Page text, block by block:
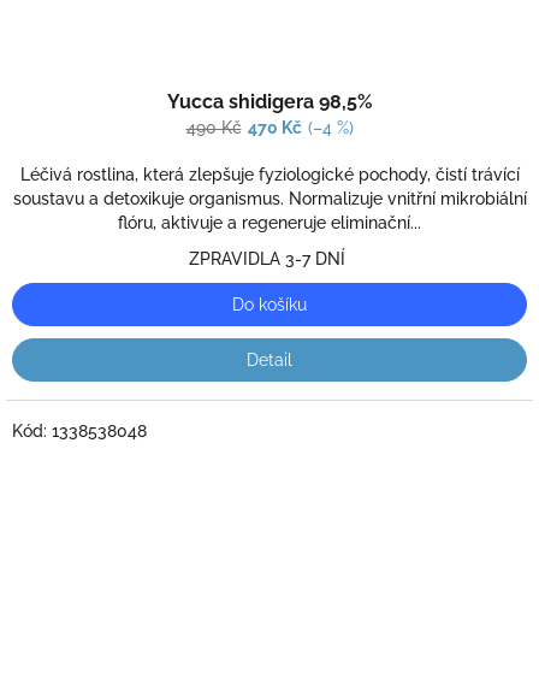
hodnocení
produktu
5,0
z
5
hvězdiček.
Yucca shidigera 98,5%
490 Kč 470 Kč (–4 %)
Léčivá rostlina, která zlepšuje fyziologické pochody, čistí trávící
soustavu a detoxikuje organismus. Normalizuje vnitřní mikrobiální
flóru, aktivuje a regeneruje eliminační...
ZPRAVIDLA 3-7 DNÍ
Do košíku
Detail
Kód: 1338538048